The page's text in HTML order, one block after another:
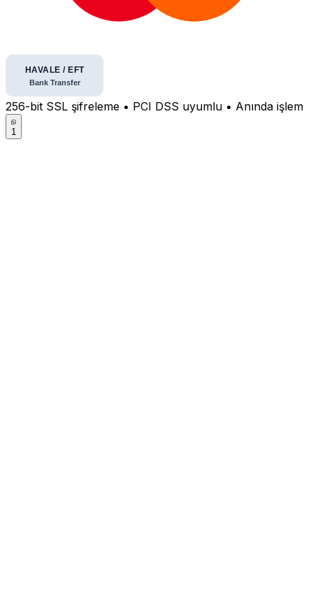
256-bit SSL şifreleme • PCI DSS uyumlu • Anında işlem
1